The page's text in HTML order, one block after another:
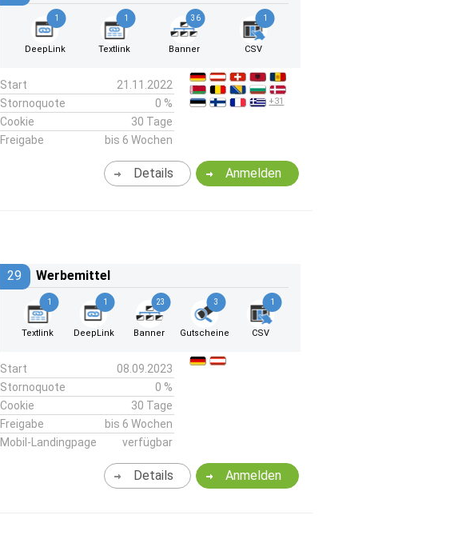
1
DeepLink
1
Textlink
36
Banner
1
CSV
Start
21.11.2022
Stornoquote
0 %
Cookie
30 Tage
Freigabe
bis 6 Wochen
+31
Anmelden
Details
29 Werbemittel
1
Textlink
1
DeepLink
23
Banner
3
Gutscheine
1
CSV
Start
08.09.2023
Stornoquote
0 %
Cookie
30 Tage
Freigabe
bis 6 Wochen
Mobil-Landingpage
verfügbar
Anmelden
Details